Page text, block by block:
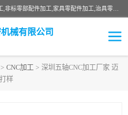
公司主要承接深圳精密零配件加工,非标零部配件加工,家具零配件加工,治具零配件加工,安徽精密零配件加工等各种各种精密机械加工，欢迎来来电咨询！
械有限公司
> CNC加工 > 深圳五轴CNC加工厂家 迈
样